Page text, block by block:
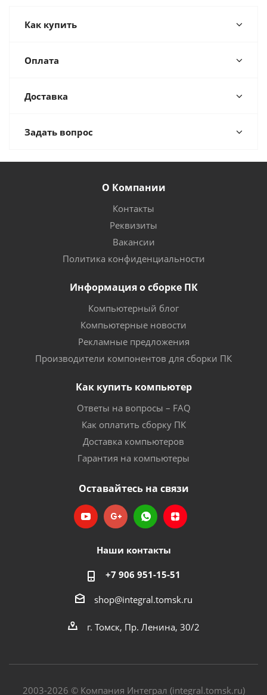
Как купить
Оплата
Доставка
Задать вопрос
О Компании
Контакты
Реквизиты
Вакансии
Политика конфиденциальности
Информация о сборке ПК
Компьютерный блог
Компьютерные новости
Рекламные предложения
Производители компонентов для сборки ПК
Как купить компьютер
Ответы на вопросы – FAQ
Как оплатить сборку ПК
Доставка компьютеров
Гарантия на компьютеры
Оставайтесь на связи
Наши контакты
+7 906 951-15-51
shop@integral.tomsk.ru
г. Томск, Пр. Ленина, 30/2
2003-2026 © Компания Интеграл (integral.tomsk.ru)